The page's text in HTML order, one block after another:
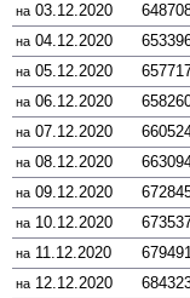
на 03.12.2020
на 04.12.2020
на 05.12.2020
на 06.12.2020
на 07.12.2020
на 08.12.2020
на 09.12.2020
на 10.12.2020
на 11.12.2020
на 12.12.2020